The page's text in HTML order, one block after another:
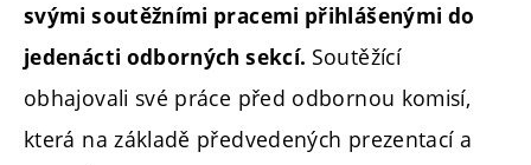
svými soutěžními pracemi přihlášenými do
jedenácti odborných sekcí. Soutěžící
obhajovali své práce před odbornou komisí,
která na základě předvedených prezentací a